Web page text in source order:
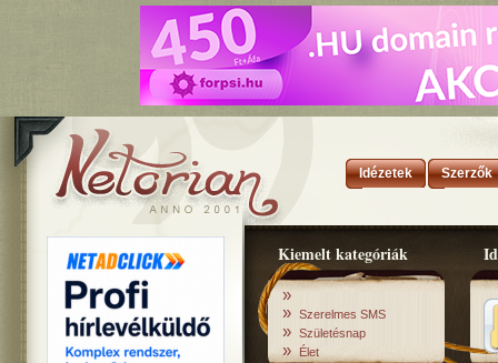
Idézetek Szerzők
Kiemelt kategóriák
»
» Szerelmes SMS
» Születésnap
» Élet